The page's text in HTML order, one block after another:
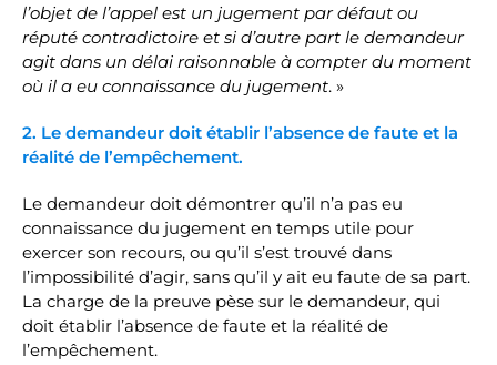
l’objet de l’appel est un jugement par défaut ou
réputé contradictoire et si d’autre part le demandeur
agit dans un délai raisonnable à compter du moment
où il a eu connaissance du jugement. »
2. Le demandeur doit établir l’absence de faute et la
réalité de l’empêchement.
Le demandeur doit démontrer qu’il n’a pas eu
connaissance du jugement en temps utile pour
exercer son recours, ou qu’il s’est trouvé dans
l’impossibilité d’agir, sans qu’il y ait eu faute de sa part.
La charge de la preuve pèse sur le demandeur, qui
doit établir l’absence de faute et la réalité de
l’empêchement.